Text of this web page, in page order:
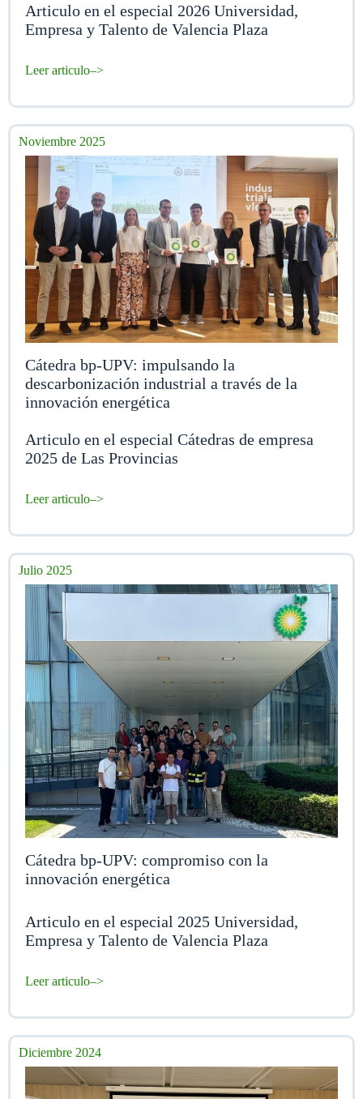
Articulo en el especial 2026 Universidad,
Empresa y Talento de Valencia Plaza
Leer articulo–>
Noviembre 2025
Cátedra bp-UPV: impulsando la
descarbonización industrial a través de la
innovación energética
Articulo en el especial Cátedras de empresa
2025 de Las Provincias
Leer articulo–>
Julio 2025
Cátedra bp-UPV: compromiso con la
innovación energética
Articulo en el especial 2025 Universidad,
Empresa y Talento de Valencia Plaza
Leer articulo–>
Diciembre 2024